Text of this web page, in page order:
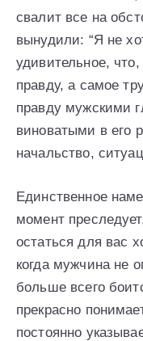
свалит все на
вынудили: “Я не
удивительное, что,
правду, а самое
правду мужскими
виноватыми в его
начальство,
Единственное
момент
остаться для вас
когда мужчина не
больше всего
прекрасно
постоянно